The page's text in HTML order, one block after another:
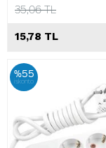
35,06 TL
15,78 TL
%55
iskonto